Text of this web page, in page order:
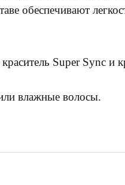
обеспечивают
Super Sync и
влажные волосы.